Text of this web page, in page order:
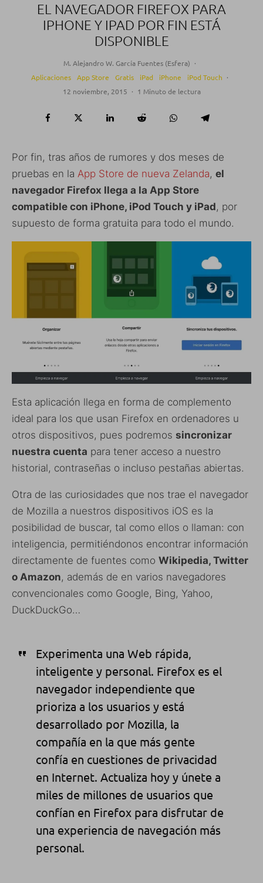
EL NAVEGADOR FIREFOX PARA
IPHONE Y IPAD POR FIN ESTÁ
DISPONIBLE
M. Alejandro W. García Fuentes (Esfera) ·
Aplicaciones
App Store Gratis iPad iPhone iPod Touch ·
12 noviembre, 2015 · 1 Minuto de lectura
Por fin, tras años de rumores y dos meses de
pruebas en la App Store de nueva Zelanda, el
navegador Firefox llega a la App Store
compatible con iPhone, iPod Touch y iPad, por
supuesto de forma gratuita para todo el mundo.
Esta aplicación llega en forma de complemento
ideal para los que usan Firefox en ordenadores u
otros dispositivos, pues podremos sincronizar
nuestra cuenta para tener acceso a nuestro
historial, contraseñas o incluso pestañas abiertas.
Otra de las curiosidades que nos trae el navegador
de Mozilla a nuestros dispositivos iOS es la
posibilidad de buscar, tal como ellos o llaman: con
inteligencia, permitiéndonos encontrar información
directamente de fuentes como Wikipedia, Twitter
o Amazon, además de en varios navegadores
convencionales como Google, Bing, Yahoo,
DuckDuckGo…
Experimenta una Web rápida,
inteligente y personal. Firefox es el
navegador independiente que
prioriza a los usuarios y está
desarrollado por Mozilla, la
compañía en la que más gente
confía en cuestiones de privacidad
en Internet. Actualiza hoy y únete a
miles de millones de usuarios que
confían en Firefox para disfrutar de
una experiencia de navegación más
personal.